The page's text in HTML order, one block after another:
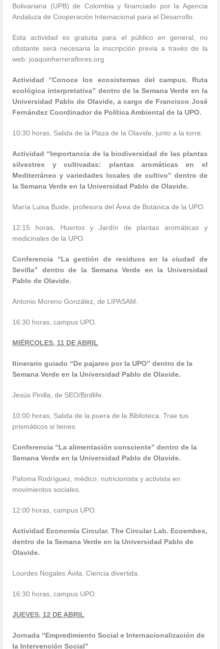
Bolivariana (UPB) de Colombia y financiado por la Agencia
Andaluza de Cooperación Internacional para el Desarrollo.
Esta actividad es gratuita para el público en general, no
obstante será necesaria la inscripción previa a través de la
web: joaquinherreraflores.org
Actividad “Conoce los ecosistemas del campus. Ruta
ecológica interpretativa” dentro de la Semana Verde en la
Universidad Pablo de Olavide, a cargo de Francisco José
Fernández Coordinador de Política Ambiental de la UPO.
10:30 horas, Salida de la Plaza de la Olavide, junto a la torre.
Actividad “Importancia de la biodiversidad de las plantas
silvestres y cultivadas: plantas aromáticas en el
Mediterráneo y variedades locales de cultivo” dentro de
la Semana Verde en la Universidad Pablo de Olavide.
María Luisa Buide, profesora del Área de Botánica de la UPO.
12:15 horas, Huertos y Jardín de plantas aromáticas y
medicinales de la UPO.
Conferencia “La gestión de residuos en la ciudad de
Sevilla” dentro de la Semana Verde en la Universidad
Pablo de Olavide.
Antonio Moreno González, de LIPASAM.
16:30 horas, campus UPO.
MIÉRCOLES, 11 DE ABRIL
Itinerario guiado “De pajareo por la UPO” dentro de la
Semana Verde en la Universidad Pablo de Olavide.
Jesús Pinilla, de SEO/Birdlife.
10:00 horas, Salida de la puera de la Biblioteca. Trae tus
prismáticos si tienes.
Conferencia “La alimentación consciente” dentro de la
Semana Verde en la Universidad Pablo de Olavide.
Paloma Rodríguez, médico, nutricionista y activista en
movimientos sociales.
12:00 horas, campus UPO.
Actividad Economía Circular. The Circular Lab. Ecoembes,
dentro de la Semana Verde en la Universidad Pablo de
Olavide.
Lourdes Nogales Ávila, Ciencia divertida.
16:30 horas, campus UPO.
JUEVES, 12 DE ABRIL
Jornada “Empredimiento Social e Internacionalización de
la Intervención Social”